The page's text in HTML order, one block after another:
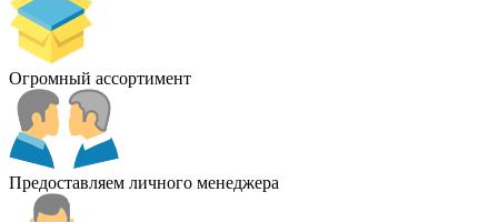
Огромный ассортимент
Предоставляем личного менеджера